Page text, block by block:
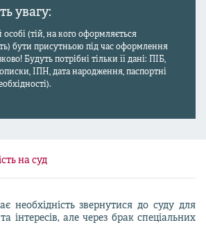
увагу:
особі (тій, на кого оформляється
бути присутньою під час оформлення
Будуть потрібні тільки її дані: ПІБ,
ІПН, дата народження, паспортні
на суд
необхідність звернутися до суду для
інтересів, але через брак спеціальних